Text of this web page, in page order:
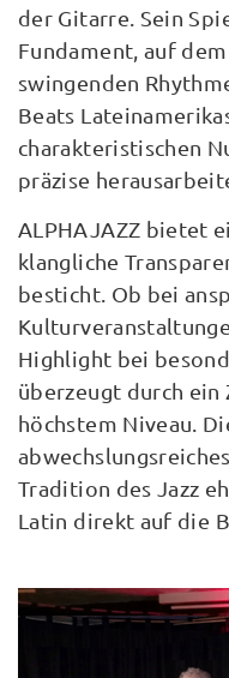
der Gitarre. Sein
Fundament, auf
swingenden
Beats
charakteristischen
präzise
ALPHAJAZZ bietet
klangliche
besticht. Ob bei
Highlight bei
überzeugt durch ein
höchstem Niveau.
Tradition des Jazz
Latin direkt auf die